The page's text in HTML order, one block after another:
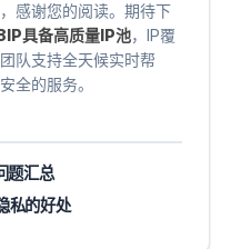
感谢您的阅读。期待下
具备高质量IP池，IP覆
队支持全天候实时帮
全的服务。
题汇总
私的好处